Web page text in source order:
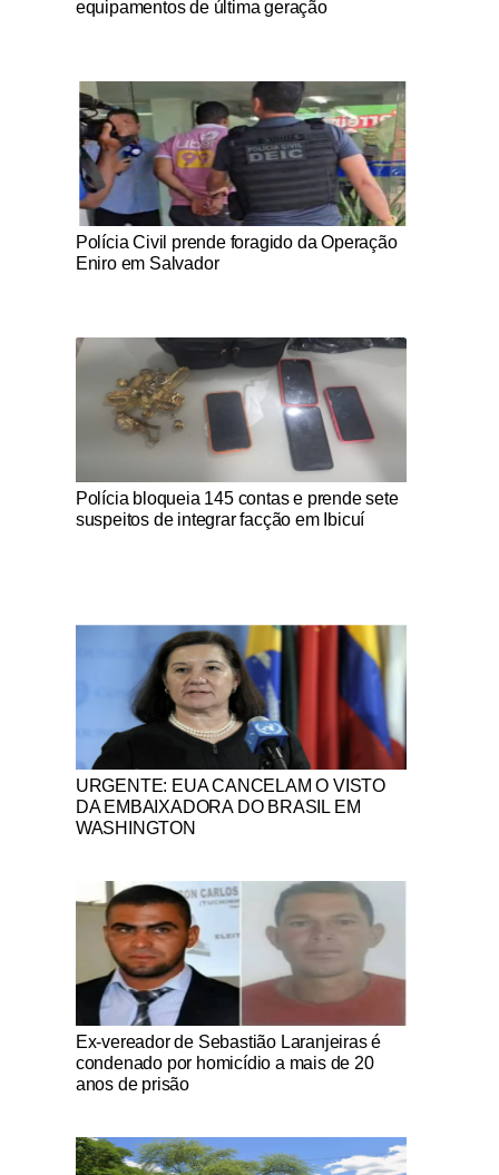
equipamentos de última geração
Notícias Católicas
Polícia Civil prende foragido da Operação
Eniro em Salvador
Notícias Católicas
Polícia bloqueia 145 contas e prende sete
suspeitos de integrar facção em Ibicuí
Notícias Católicas
URGENTE: EUA CANCELAM O VISTO
DA EMBAIXADORA DO BRASIL EM
WASHINGTON
Notícias Católicas
Ex-vereador de Sebastião Laranjeiras é
condenado por homicídio a mais de 20
anos de prisão